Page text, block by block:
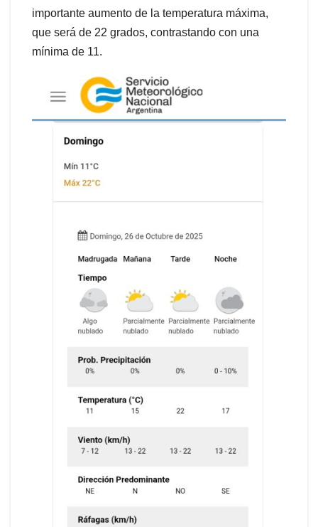
importante aumento de la temperatura máxima,
que será de 22 grados, contrastando con una
mínima de 11.